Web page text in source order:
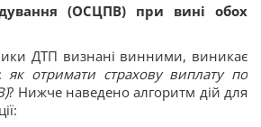
(ОСЦПВ) при вині обох
ДТП визнані винними, виникає
як отримати страхову виплату по
? Нижче наведено алгоритм дій для